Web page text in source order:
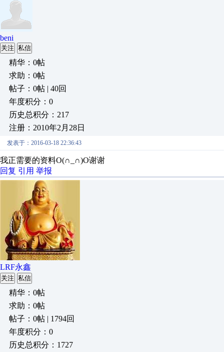
beni
关注 私信
精华：0帖
求助：0帖
帖子：0帖 | 40回
年度积分：0
历史总积分：217
注册：2010年2月28日
发表于：2016-03-18 22:36:43
我正需要的资料O(∩_∩)O谢谢
回复 引用 举报
LRF永鑫
关注 私信
精华：0帖
求助：0帖
帖子：0帖 | 1794回
年度积分：0
历史总积分：1727